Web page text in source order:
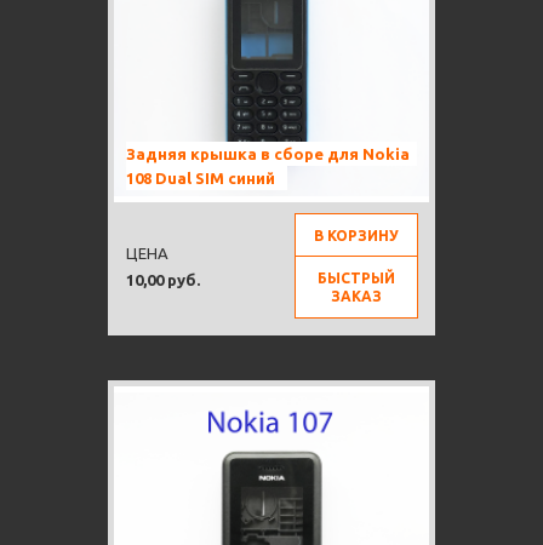
Задняя крышка в сборе для Nokia
108 Dual SIM синий
10,00 руб.
ЦЕНА
В КОРЗИНУ
БЫСТРЫЙ
ЗАКАЗ